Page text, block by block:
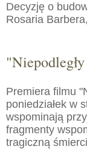
Decyzję o
Rosaria
Premiera filmu
poniedziałek w
wspominają
fragmenty
tragiczną